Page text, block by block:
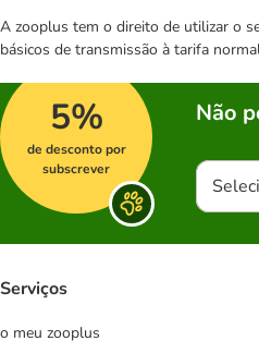
A zooplus tem o direito de utilizar o
básicos de transmissão à tarifa
5%
de desconto por
subscrever
Não
Serviços
o meu zooplus